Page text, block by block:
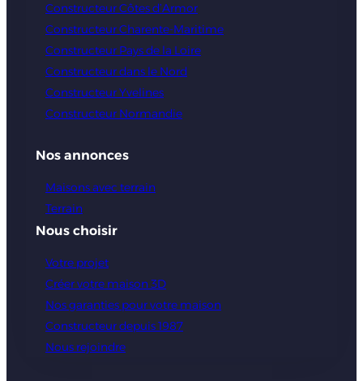
Constructeur Côtes d’Armor
Constructeur Charente-Maritime
Constructeur Pays de la Loire
Constructeur dans le Nord
Constructeur Yvelines
Constructeur Normandie
Nos annonces
Maisons avec terrain
Terrain
Nous choisir
Votre projet
Créer votre maison 3D
Nos garanties pour votre maison
Constructeur depuis 1987
Nous rejoindre